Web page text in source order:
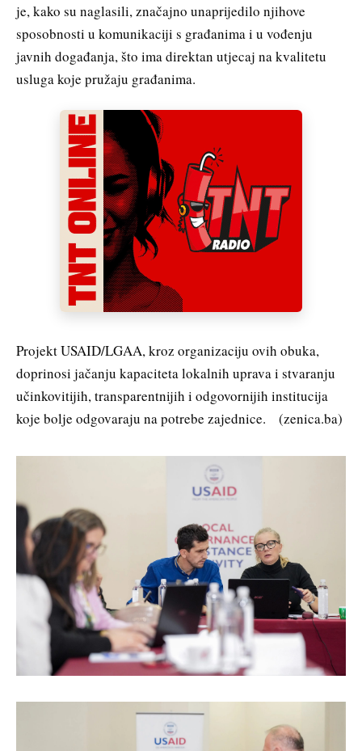
je, kako su naglasili, značajno unaprijedilo njihove
sposobnosti u komunikaciji s građanima i u vođenju
javnih događanja, što ima direktan utjecaj na kvalitetu
usluga koje pružaju građanima.
Projekt USAID/LGAA, kroz organizaciju ovih obuka,
doprinosi jačanju kapaciteta lokalnih uprava i stvaranju
učinkovitijih, transparentnijih i odgovornijih institucija
koje bolje odgovaraju na potrebe zajednice. (zenica.ba)